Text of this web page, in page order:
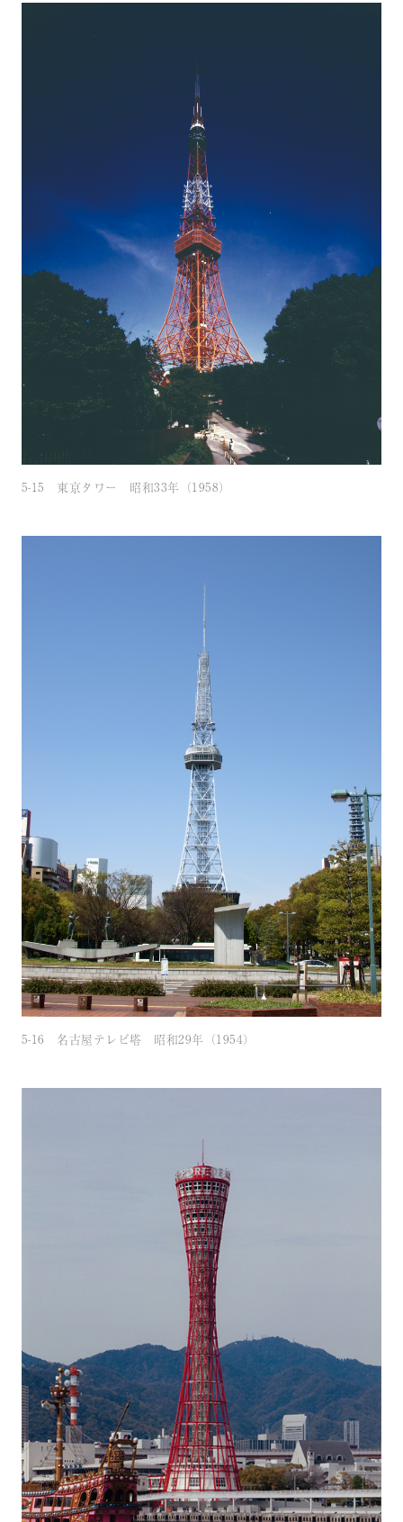
5-15 東京タワー 昭和33年（1958）
5-16 名古屋テレビ塔 昭和29年（1954）